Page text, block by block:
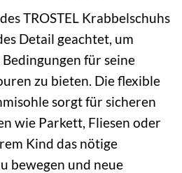
TROSTEL Krabbelschuhs
Detail geachtet, um
für seine
zu bieten. Die flexible
sorgt für sicheren
wie Parkett, Fliesen oder
Kind das nötige
bewegen und neue